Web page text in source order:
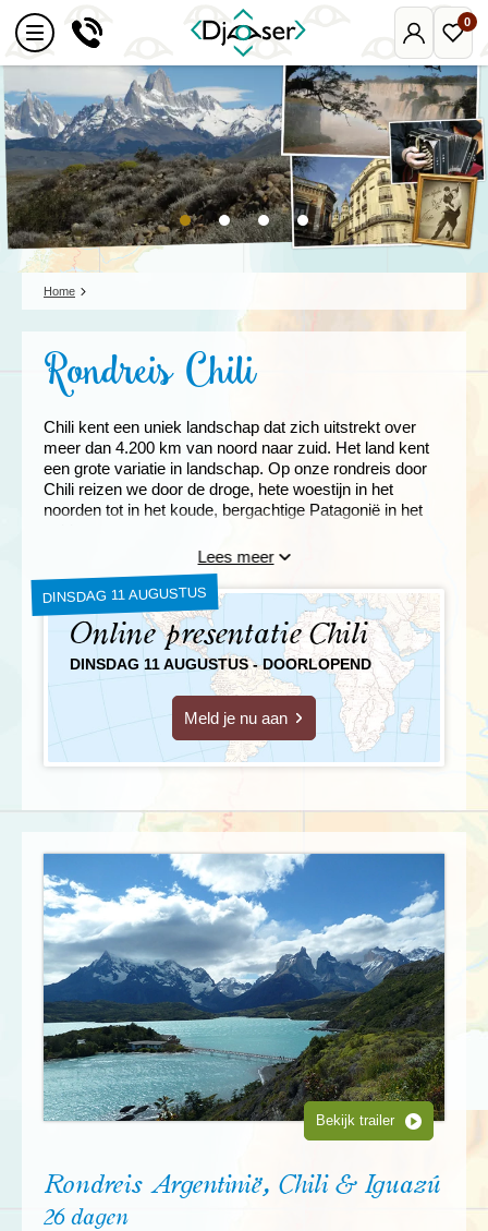
Mijn
Djoser
0
Home
Rondreis Chili
Chili kent een uniek landschap dat zich uitstrekt over
meer dan 4.200 km van noord naar zuid. Het land kent
een grote variatie in landschap. Op onze rondreis door
Chili reizen we door de droge, hete woestijn in het
noorden tot in het koude, bergachtige Patagonië in het
Lees meer
DINSDAG 11 AUGUSTUS
Online presentatie Chili
DINSDAG 11 AUGUSTUS - DOORLOPEND
Meld je nu aan
Bekijk trailer
Rondreis Argentinië, Chili & Iguazú
26 dagen